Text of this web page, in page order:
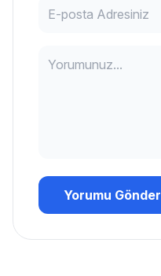
Yorumu Gönder